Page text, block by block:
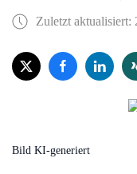
Zuletzt aktualisiert:
Bild KI-generiert